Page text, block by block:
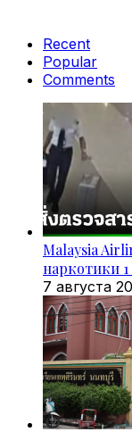
Recent
Popular
Comments
Malaysia
наркотики
7 августа